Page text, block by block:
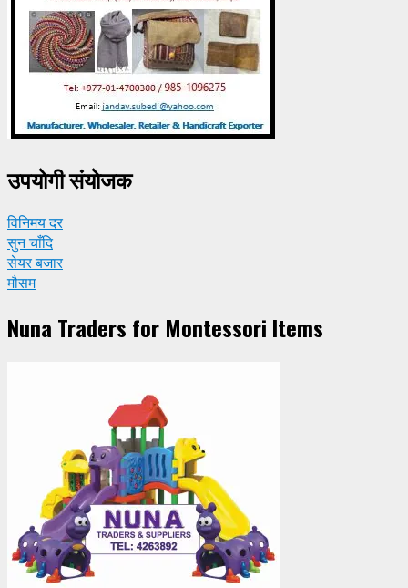
उपयाेगी संयाेजक
विनिमय दर
सुन चाँदि
सेयर बजार
मौसम
Nuna Traders for Montessori Items